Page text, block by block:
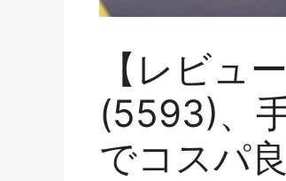
【レビュ
(5593)、
でコスパ